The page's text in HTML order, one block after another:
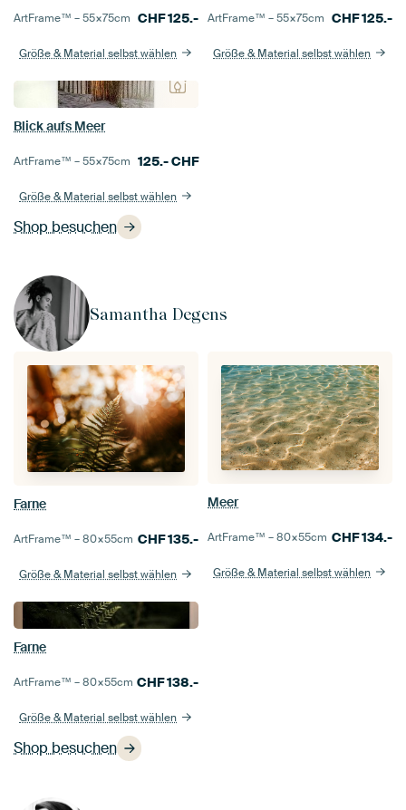
Shop besuchen
ArtFrame™ –55×75cm CHF125.-
Größe & Material selbst wählen
ArtFrame™ –55×75cm CHF125.-
Größe & Material selbst wählen
Blick aufs Meer
ArtFrame™ –55×75cm 125.-CHF
Größe & Material selbst wählen
Samantha Degens
Shop besuchen
Farne
ArtFrame™ –80×55cm CHF135.-
Größe & Material selbst wählen
Meer
ArtFrame™ –80×55cm CHF134.-
Größe & Material selbst wählen
Farne
ArtFrame™ –80×55cm CHF138.-
Größe & Material selbst wählen